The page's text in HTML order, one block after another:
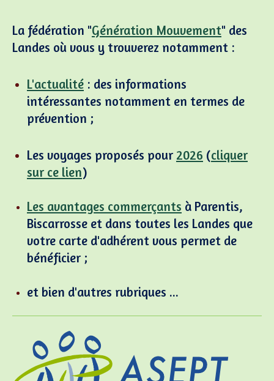
La fédération "Génération Mouvement" des
Landes où vous y trouverez notamment :
L'actualité : des informations
intéressantes notamment en termes de
prévention ;
Les voyages proposés pour 2026 (cliquer
sur ce lien)
Les avantages commerçants à Parentis,
Biscarrosse et dans toutes les Landes que
votre carte d'adhérent vous permet de
bénéficier ;
et bien d'autres rubriques ...